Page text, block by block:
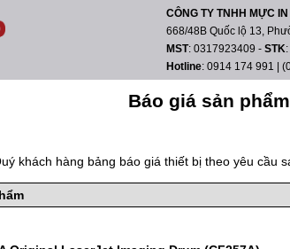
CÔNG TY TNHH MỰC
668/48B Quốc lộ 13,
MST: 0317923409 - STK
Hotline: 0914 174 991 |
Báo giá sản phẩm
khách hàng bảng báo giá thiết bị theo yêu cầu